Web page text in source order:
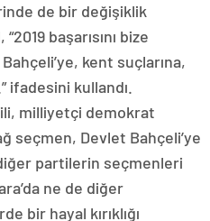
de bir değişiklik
başarısını bize
kent suçlarına,
ifadesini kullandı.
milliyetçi demokrat
seçmen, Devlet Bahçeli’ye
partilerin seçmenleri
ne de diğer
bir hayal kırıklığı